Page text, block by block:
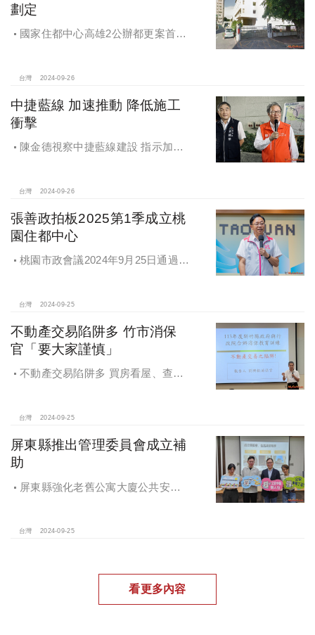
劃定
國家住都中心高雄2公辦都更案首度
台灣 2024-09-26
中捷藍線 加速推動 降低施工
衝擊
陳金德視察中捷藍線建設 指示加速
台灣 2024-09-26
張善政拍板2025第1季成立桃
園住都中心
桃園市政會議2024年9月25日通過
住都中心
台灣 2024-09-25
不動產交易陷阱多 竹市消保
官「要大家謹慎」
不動產交易陷阱多 買房看屋、查
台灣 2024-09-25
屏東縣推出管理委員會成立補
助
屏東縣強化老舊公寓大廈公共安全
台灣 2024-09-25
看更多內容